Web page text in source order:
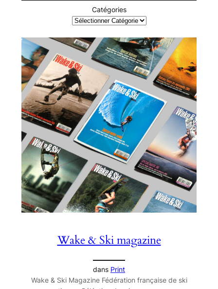
Catégories
Wake & Ski magazine
dans Print
Wake & Ski Magazine Fédération française de ski